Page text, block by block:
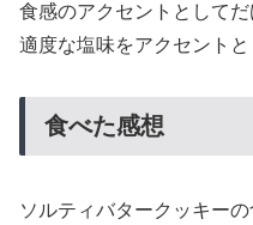
食感のアクセントとして
適度な塩味をアクセント
食べた感想
ソルティバタークッキー